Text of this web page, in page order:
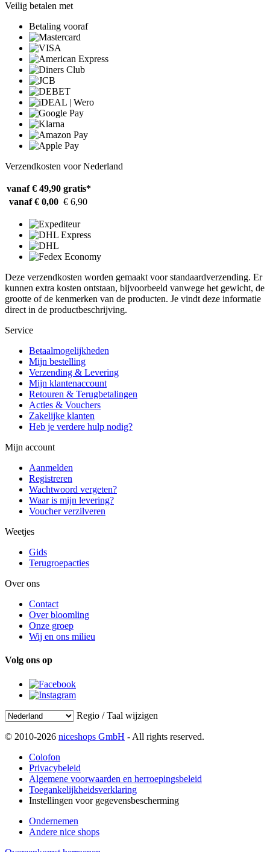
Veilig betalen met
Betaling vooraf
Verzendkosten voor Nederland
vanaf € 49,90 gratis*
vanaf € 0,00 € 6,90
Deze verzendkosten worden gemaakt voor standaardverzending. Er
kunnen extra kosten ontstaan, bijvoorbeeld vanwege het gewicht, de
grootte of de kenmerken van de producten. Je vindt deze informatie
direct in de productbeschrijving.
Service
Betaalmogelijkheden
Mijn bestelling
Verzending & Levering
Mijn klantenaccount
Retouren & Terugbetalingen
Acties & Vouchers
Zakelijke klanten
Heb je verdere hulp nodig?
Mijn account
Aanmelden
Registreren
Wachtwoord vergeten?
Waar is mijn levering?
Voucher verzilveren
Weetjes
Gids
Terugroepacties
Over ons
Contact
Over bloomling
Onze groep
Wij en ons milieu
Volg ons op
Regio / Taal wijzigen
© 2010-2026 niceshops GmbH - All rights reserved.
Colofon
Privacybeleid
Algemene voorwaarden en herroepingsbeleid
Toegankelijkheidsverklaring
Instellingen voor gegevensbescherming
Ondernemen
Andere nice shops